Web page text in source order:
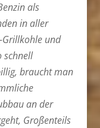
als
in aller
Grillkohle und
schnell
braucht man
an der
Großenteils